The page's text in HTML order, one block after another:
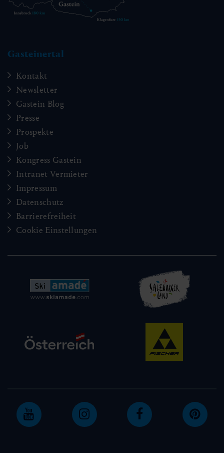
Gasteinertal
Kontakt
Newsletter
Gastein Blog
Presse
Prospekte
Job
Kongress Gastein
Intranet Vermieter
Impressum
Datenschutz
Barrierefreiheit
Cookie Einstellungen